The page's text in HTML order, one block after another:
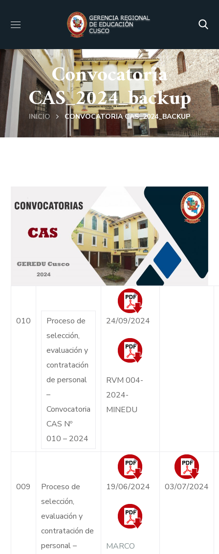
Convocatoria
CAS_2024_backup
INICIO CONVOCATORIA CAS_2024_BACKUP
010
Proceso de
selección,
evaluación y
contratación
de personal
–
Convocatoria
CAS Nº
010 – 2024
24/09/2024
RVM 004-
2024-
MINEDU
009
Proceso de
selección,
evaluación y
contratación de
personal –
19/06/2024
MARCO
03/07/2024